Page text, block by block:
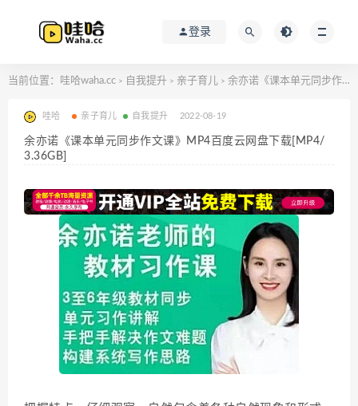
登录
当前位置： 哇哈waha.cc > 自我提升 > 亲子育儿 > 余亦诺《课本单元同步作文课》MP4百度云网盘下载[MP4/3.36GB]
哇哈 亲子育儿 自我提升 2022-08-19
余亦诺《课本单元同步作文课》MP4百度云网盘下载[MP4/
3.36GB]